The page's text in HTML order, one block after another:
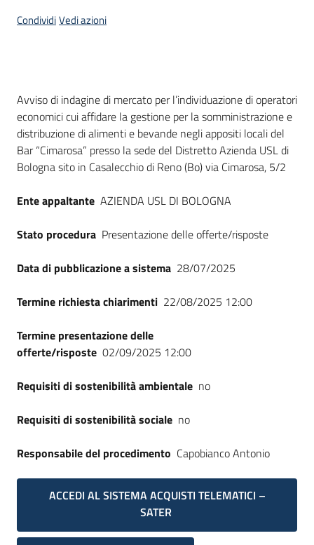
CondividiVedi azioni
Dati del bando
Avviso di indagine di mercato per l’individuazione di operatori
economici cui affidare la gestione per la somministrazione e
distribuzione di alimenti e bevande negli appositi locali del
Bar “Cimarosa” presso la sede del Distretto Azienda USL di
Bologna sito in Casalecchio di Reno (Bo) via Cimarosa, 5/2
Ente appaltante AZIENDA USL DI BOLOGNA
Stato procedura Presentazione delle offerte/risposte
Data di pubblicazione a sistema 28/07/2025
Termine richiesta chiarimenti 22/08/2025 12:00
Termine presentazione delle
offerte/risposte 02/09/2025 12:00
Requisiti di sostenibilità ambientale no
Requisiti di sostenibilità sociale no
Responsabile del procedimento Capobianco Antonio
ACCEDI AL SISTEMA ACQUISTI TELEMATICI –
SATER